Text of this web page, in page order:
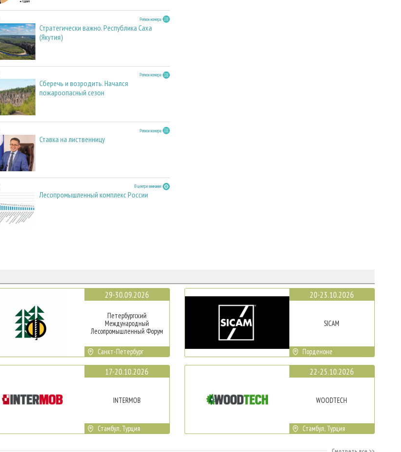
Регион номера
Стратегически важно. Республика Саха
(Якутия)
Регион номера
Сберечь и возродить. Начался
пожароопасный сезон
Регион номера
Ставка на лиственницу
В центре внимания
Лесопромышленный комплекс России
29-30.09.2026
Петербургский
Международный
Лесопромышленный Форум
Санкт-Петербург
17-20.10.2026
INTERMOB
Стамбул, Турция
20-23.10.2026
SICAM
Порденоне
22-25.10.2026
WOODTECH
Стамбул, Турция